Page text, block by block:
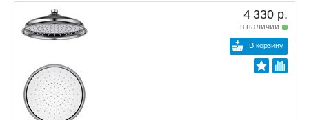
4 330 р.
в наличии
В корзину